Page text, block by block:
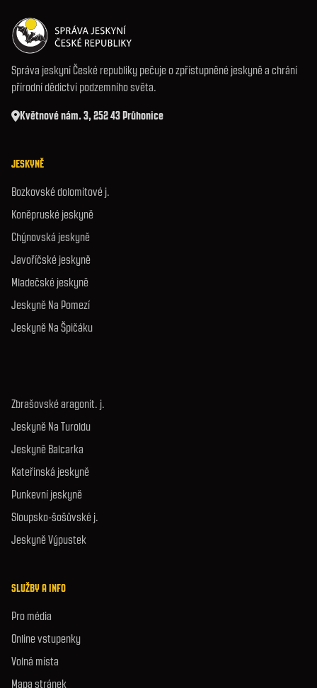
Správa jeskyní České republiky pečuje o zpřístupněné jeskyně a chrání
přírodní dědictví podzemního světa.
Květnové nám. 3, 252 43 Průhonice
JESKYNĚ
Bozkovské dolomitové j.
Koněpruské jeskyně
Chýnovská jeskyně
Javoříčské jeskyně
Mladečské jeskyně
Jeskyně Na Pomezí
Jeskyně Na Špičáku
Zbrašovské aragonit. j.
Jeskyně Na Turoldu
Jeskyně Balcarka
Kateřinská jeskyně
Punkevní jeskyně
Sloupsko-šošůvské j.
Jeskyně Výpustek
SLUŽBY A INFO
Pro média
Online vstupenky
Volná místa
Mapa stránek